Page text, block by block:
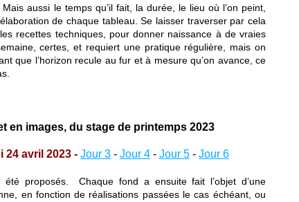
aussi le temps qu’il fait, la durée, le lieu où l’on peint,
de chaque tableau. Se laisser traverser par cela
recettes techniques, pour donner naissance à de vraies
certes, et requiert une pratique régulière, mais on
que l’horizon recule au fur et à mesure qu’on avance, ce
en images, du stage de printemps 2023
avril 2023 - Jour 3 - Jour 4 - Jour 5 - Jour 6
proposés. Chaque fond a ensuite fait l’objet d’une
en fonction de réalisations passées le cas échéant, ou